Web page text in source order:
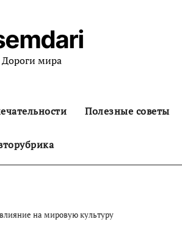
Дороги мира
Полезные советы
на мировую культуру